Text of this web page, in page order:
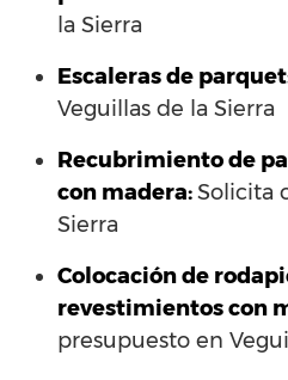
la Sierra
Escaleras de
Veguillas de la Sierra
Recubrimiento de
con madera:Solicita
Sierra
Colocación de
revestimientos con
presupuesto en